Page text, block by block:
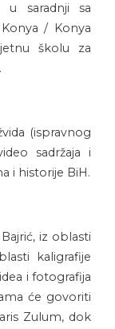
u saradnji sa
/ Konya
školu za
(ispravnog
sadržaja i
i historije BiH.
iz oblasti
kaligrafije
i fotografija
će govoriti
Zulum, dok